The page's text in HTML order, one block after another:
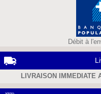
Débit à
LIVRAISON IMMEDIATE